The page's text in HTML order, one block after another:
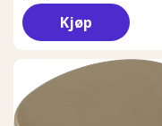
Kjøp